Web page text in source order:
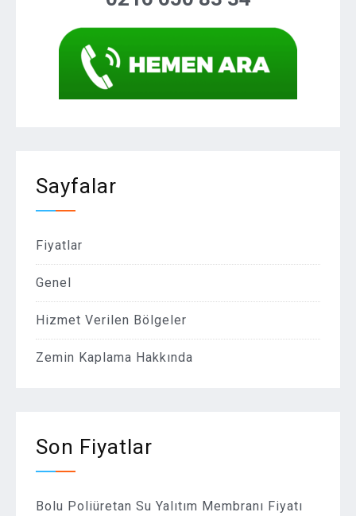
Sayfalar
Fiyatlar
Genel
Hizmet Verilen Bölgeler
Zemin Kaplama Hakkında
Son Fiyatlar
Bolu Poliüretan Su Yalıtım Membranı Fiyatı